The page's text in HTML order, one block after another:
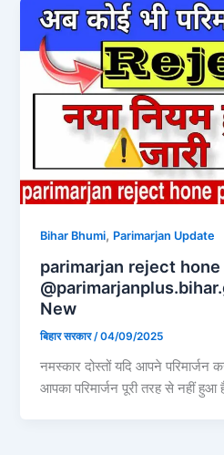
Bihar Bhumi, Parimarjan Update
parimarjan reject hone
New
बिहार सरकार/04/09/2025
नमस्कार दोस्तों यदि आपने परिमार्जन
आपका परिमार्जन पूरी तरह से नहीं हुआ